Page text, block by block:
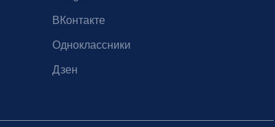
ВКонтакте
Одноклассники
Дзен